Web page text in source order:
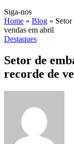
Siga-nos
Home » Blog »
vendas em abril
Destaques
Setor de
recorde de